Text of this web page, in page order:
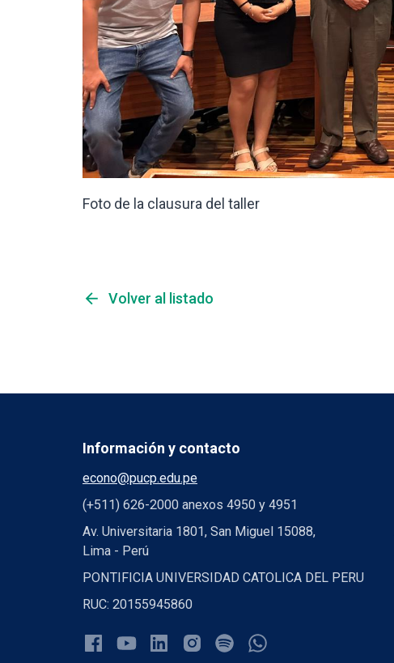
Foto de la clausura del taller
arrow_back Volver al listado
Información y contacto
econo@pucp.edu.pe
(+511) 626-2000 anexos 4950 y 4951
Av. Universitaria 1801, San Miguel 15088,
Lima - Perú
PONTIFICIA UNIVERSIDAD CATOLICA DEL PERU
RUC: 20155945860